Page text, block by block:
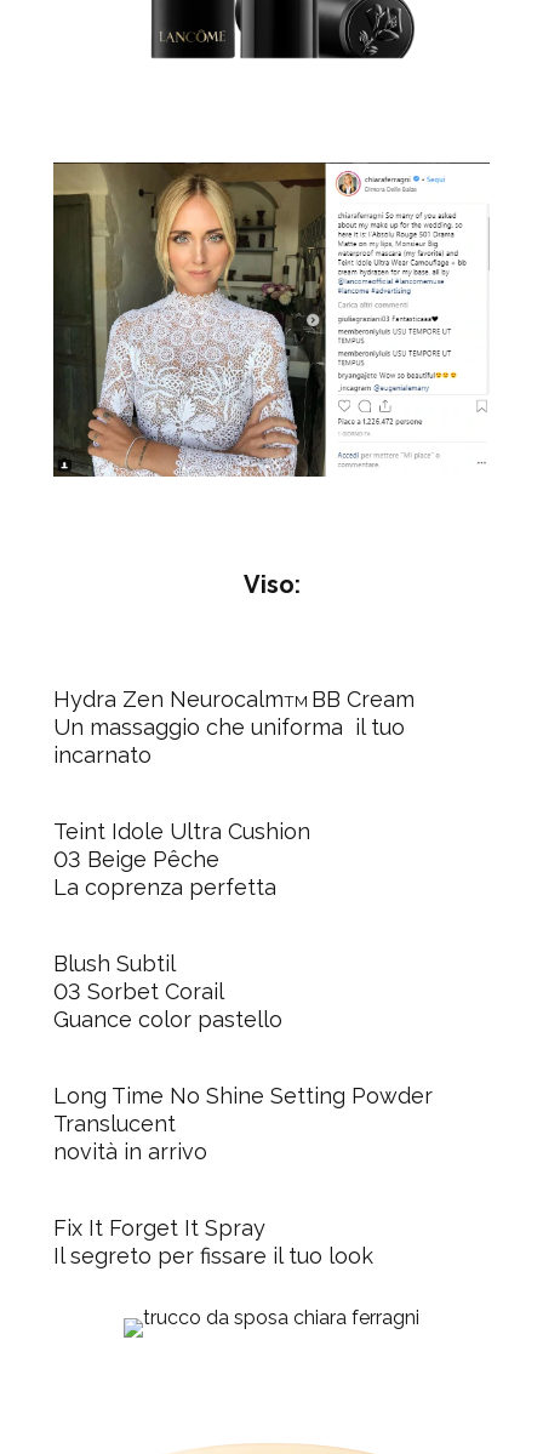
Viso:
Hydra Zen NeurocalmTM BB Cream
Un massaggio che uniforma il tuo
incarnato
Teint Idole Ultra Cushion
03 Beige Pêche
La coprenza perfetta
Blush Subtil
03 Sorbet Corail
Guance color pastello
Long Time No Shine Setting Powder
Translucent
novità in arrivo
Fix It Forget It Spray
Il segreto per fissare il tuo look